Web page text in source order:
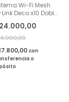
Wi-Fi Mesh
Link Deco x10 Doble
1 Pack
con
o